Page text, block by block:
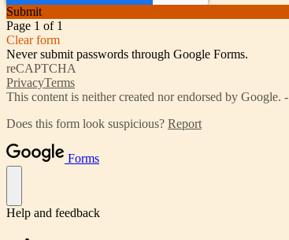
Submit
Page 1 of 1
Clear form
Never submit passwords through Google Forms.
reCAPTCHA
PrivacyTerms
This content is neither created nor endorsed by Google. -
Does this form look suspicious? Report
Forms
Help and feedback